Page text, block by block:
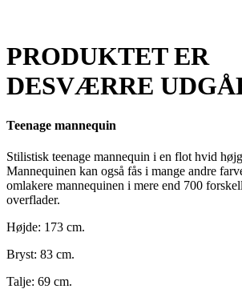
PRODUKTET ER
DESVÆRRE
Teenage mannequin
Stilistisk teenage mannequin i en flot hvid
Mannequinen kan også fås i mange andre
omlakere mannequinen i mere end 700
overflader.
Højde: 173 cm.
Bryst: 83 cm.
Talje: 69 cm.